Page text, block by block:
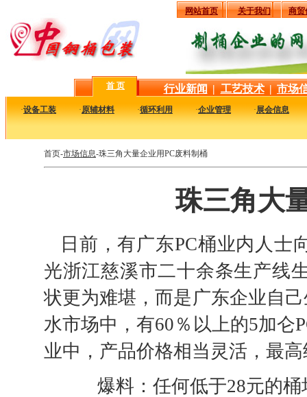
网站首页 关于我们 商贸
首 页 行业新闻 | 工艺技术 | 市场
·设备工装 ·原辅材料 ·循环利用 ·企业管理 ·展会信息
首页-市场信息-珠三角大量企业用PC废料制桶
珠三角大
日前，有广东PC桶业内人士
光浙江慈溪市二十余条生产线
状更为难堪，而是广东企业自
水市场中，有60％以上的5加仑
业中，产品价格相当灵活，最
爆料：任何低于28元的桶